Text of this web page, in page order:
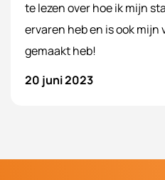
te lezen over hoe ik mijn
ervaren heb en is ook mijn
gemaakt heb!
20 juni 2023